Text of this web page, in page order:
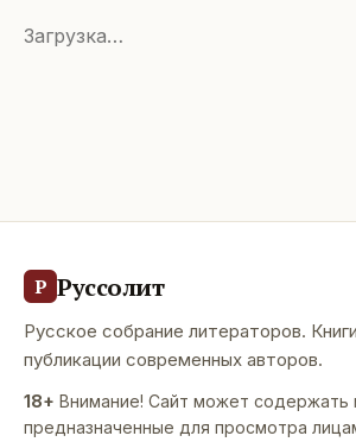
Загрузка…
Р Руссолит
Русское собрание литераторов.
публикации современных авторов.
18+ Внимание! Сайт может содержать
предназначенные для просмотра